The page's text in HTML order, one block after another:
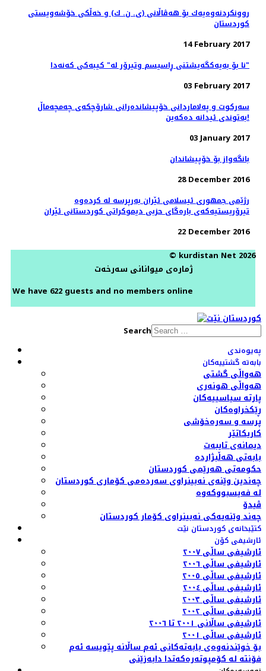
روونكردنه‌وه‌یه‌ك بۆ هه‌ڤاڵانی (ی. ن. ك) و خه‌ڵكی خۆشه‌ویستی
كوردستان
14 February 2017
نا بۆ بەیەکگەیشتنی ڕاسیسم وتیرۆر لە" کیبەکی کەنەدا"
03 February 2017
سەرکوت و پەلاماردانی خۆپیشاندەرانی شارۆچکەی چەمچەماڵ
بەتوندی ئیدانە دەکەین!
03 January 2017
بانگەواز بۆ خۆپیشاندان
28 December 2016
رژێمی جمهوری ئیسلامی ئێران بەرپرسە لە کردەوە
تیرۆریستیەکەی بارەگای حزبی دیموکراتی کوردستانی ئێران
22 December 2016
© kurdistan Net 2026
ژمارەی میوانانی سەرخەت
We have 622 guests and no members online
Search
پەیوەندی
بابەتە گشتییەکان
هەواڵی گشتی
هەواڵی هونەری
پارتە سیاسییەکان
ڕێکخراوەکان
پرسە و سەرەخۆشی
کاریکاتێر
دیمانەی تایبەت
بابەتی هەڵبژاردە
حکومەتی هەرێمی کوردستان
چەندین وێنەی نەبینراوی سەردەمی کۆماری کوردستان
لە فەیسبووکەوە
ڤیدۆ
چەند وێنەیەکی نەبینراوی کۆمار کوردستان
کتێبخانەی کوردستان نێت
ئارشیفی کۆن
ئارشیفی ساڵی ٢٠٠٧
ئارشیفی ساڵی ٢٠٠٦
ئارشیفی ساڵی ٢٠٠٥
ئارشیفی ساڵی ٢٠٠٤
ئارشیفی ساڵی ٢٠٠٣
ئارشیفی ساڵی ٢٠٠٢
ئارشیفی ساڵانی ٢٠٠١ تا ٢٠٠٦
ئارشیفی ساڵی ٢٠٠١
بۆ خوێندنەوەی بابەتەکانی ئەم ساڵانە پێویسە ئەم
فۆنتە لە کۆمپوتەرەکەتدا دابەزێنی